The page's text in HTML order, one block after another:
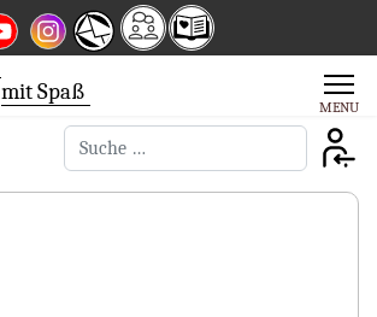
mit Spaß
Suchen